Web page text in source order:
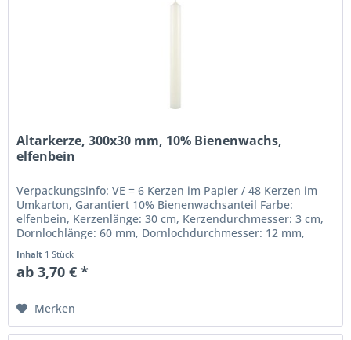
Altarkerze, 300x30 mm, 10% Bienenwachs,
elfenbein
Verpackungsinfo: VE = 6 Kerzen im Papier / 48 Kerzen im
Umkarton, Garantiert 10% Bienenwachsanteil Farbe:
elfenbein, Kerzenlänge: 30 cm, Kerzendurchmesser: 3 cm,
Dornlochlänge: 60 mm, Dornlochdurchmesser: 12 mm,
Inhalt 1 Stück
ab 3,70 € *
Merken